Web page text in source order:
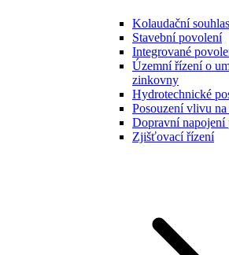
Kolaudační souhlas
Stavební povolení
Integrované
Územní řízení o
zinkovny
Hydrotechnické
Posouzení vlivu
Dopravní napojení
Zjišťovací řízení